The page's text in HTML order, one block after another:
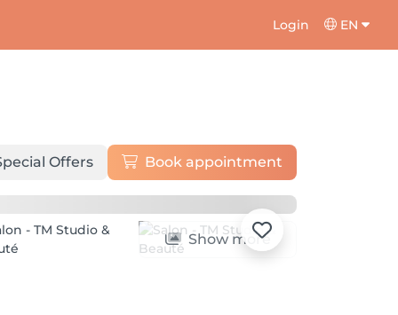
Login EN
Offers Book appointment
Show more